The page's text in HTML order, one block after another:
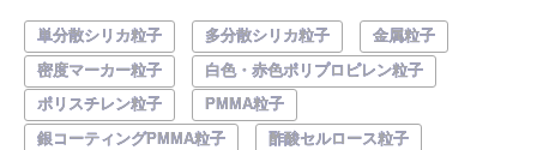
単分散シリカ粒子 多分散シリカ粒子
金属粒子
密度マーカー粒子
白色・赤色ポリプロピレン粒子
ポリスチレン粒子
PMMA粒子
銀コーティングPMMA粒子
酢酸セルロース粒子